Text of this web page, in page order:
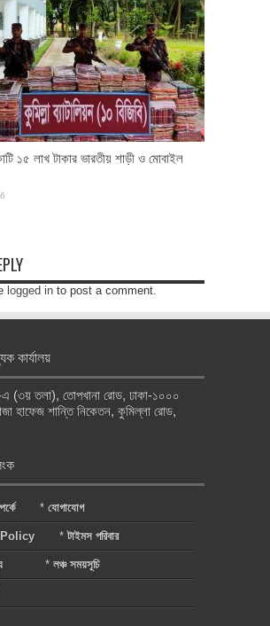
১৫ লাখ টাকার ভারতীয় শাড়ী ও মোবাইল
logged in to post a comment.
কার্যালয়
(৩য় তলা), তোপখানা রোড, ঢাকা-১০০০
হাফেজ শান্তি নিকেতন, কুমিল্লা রোড,
* যোগাযোগ
*টাইমস পরিবার
* লঞ্চ সময়সূচি